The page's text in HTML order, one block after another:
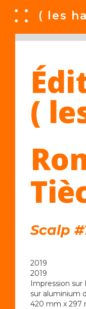
A ( les
(
Scalp
2019
2019
Impression sur
sur aluminium
420 mm x 297